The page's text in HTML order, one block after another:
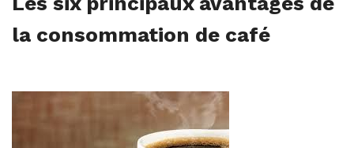
la consommation de café